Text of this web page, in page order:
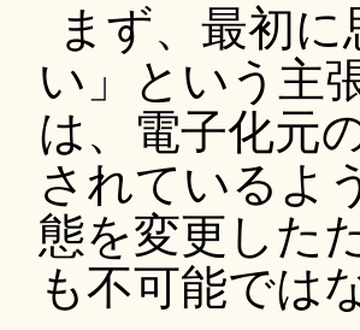
まず、最初
い」という主
は、電子化元
されているよ
態を変更した
も不可能では